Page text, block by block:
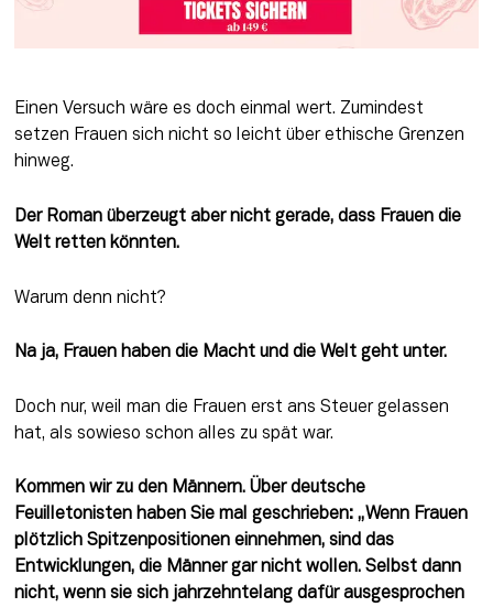
Einen Versuch wäre es doch einmal wert. Zumindest
setzen Frauen sich nicht so leicht über ethische Grenzen
hinweg.
Der Roman überzeugt aber nicht gerade, dass Frauen die
Welt retten könnten.
Warum denn nicht?
Na ja, Frauen haben die Macht und die Welt geht unter.
Doch nur, weil man die Frauen erst ans Steuer gelassen
hat, als sowieso schon alles zu spät war.
Kommen wir zu den Männern. Über deutsche
Feuilletonisten haben Sie mal geschrieben: „Wenn Frauen
plötzlich Spitzenpositionen einnehmen, sind das
Entwicklungen, die Männer gar nicht wollen. Selbst dann
nicht, wenn sie sich jahrzehntelang dafür ausgesprochen